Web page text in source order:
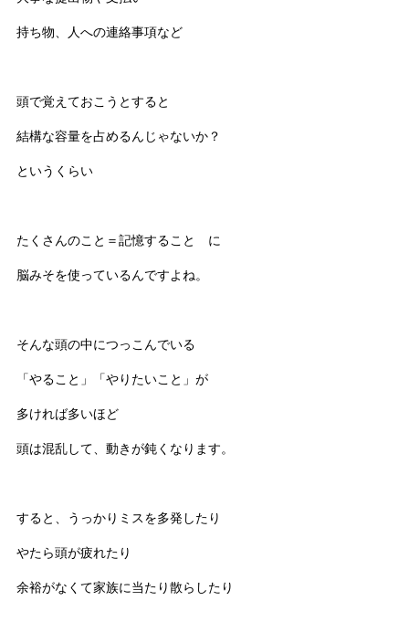
持ち物、人への連絡事項など
頭で覚えておこうとすると
結構な容量を占めるんじゃないか？
というくらい
たくさんのこと＝記憶すること に
脳みそを使っているんですよね。
そんな頭の中につっこんでいる
「やること」「やりたいこと」が
多ければ多いほど
頭は混乱して、動きが鈍くなります。
すると、うっかりミスを多発したり
やたら頭が疲れたり
余裕がなくて家族に当たり散らしたり